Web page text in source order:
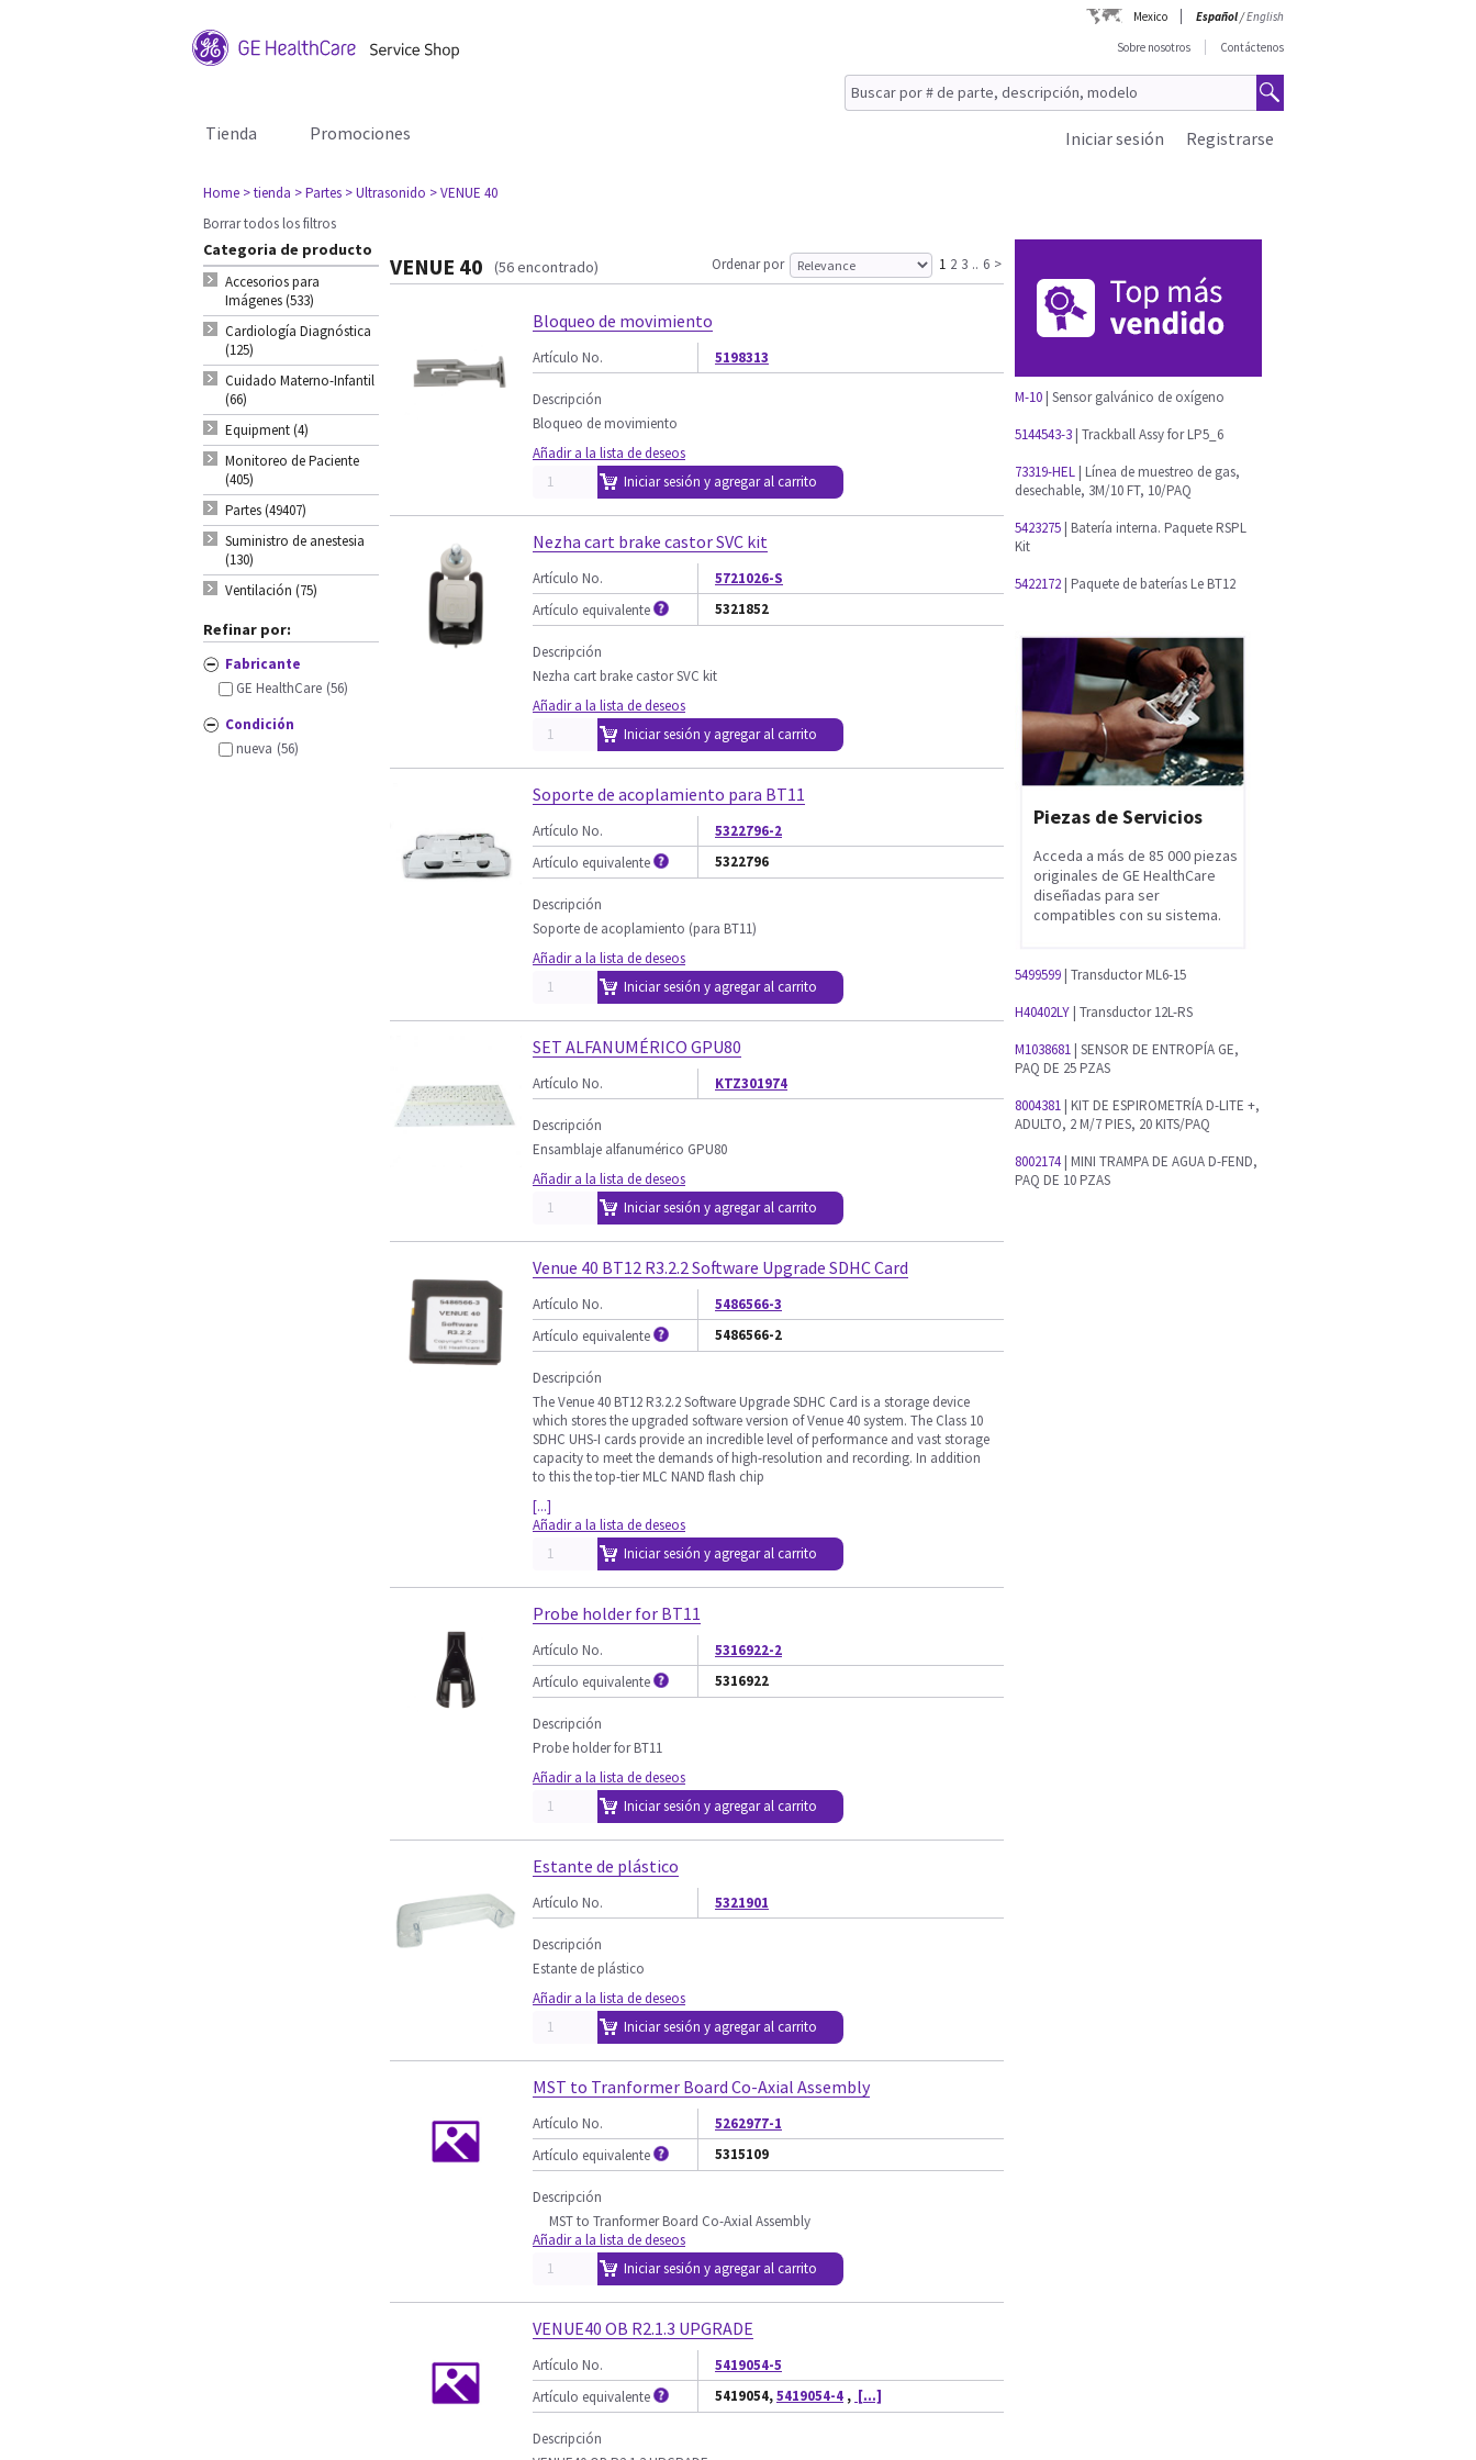
Mexico Español/English
Sobre nosotros
Contáctenos
Tienda Promociones Registrarse
Iniciar sesión
Home > tienda > Partes > Ultrasonido > VENUE 40
Borrar todos los filtros
Categoria de producto
Accesorios para
Imágenes (533)
Cardiología Diagnóstica
(125)
Cuidado Materno-Infantil
(66)
Equipment (4)
Monitoreo de Paciente
(405)
Partes (49407)
Suministro de anestesia
(130)
Ventilación (75)
Refinar por:
Fabricante
GE HealthCare (56)
Condición
nueva (56)
VENUE 40 (56 encontrado) Ordenar por 1 2 3 .. 6 >
Bloqueo de movimiento
Artículo No. 5198313
Descripción
Bloqueo de movimiento
Añadir a la lista de deseos
Iniciar sesión y agregar al carrito
Nezha cart brake castor SVC kit
Artículo No.
5721026-S
Artículo equivalente
5321852
Descripción
Nezha cart brake castor SVC kit
Añadir a la lista de deseos
Iniciar sesión y agregar al carrito
Soporte de acoplamiento para BT11
Artículo No.
5322796-2
Artículo equivalente
5322796
Descripción
Soporte de acoplamiento (para BT11)
Añadir a la lista de deseos
Iniciar sesión y agregar al carrito
SET ALFANUMÉRICO GPU80
Artículo No. KTZ301974
Descripción
Ensamblaje alfanumérico GPU80
Añadir a la lista de deseos
Iniciar sesión y agregar al carrito
Venue 40 BT12 R3.2.2 Software Upgrade SDHC Card
Artículo No.
5486566-3
Artículo equivalente
5486566-2
Descripción
The Venue 40 BT12 R3.2.2 Software Upgrade SDHC Card is a storage device
which stores the upgraded software version of Venue 40 system. The Class 10
SDHC UHS-I cards provide an incredible level of performance and vast storage
capacity to meet the demands of high-resolution and recording. In addition
to this the top-tier MLC NAND flash chip
[...]
Añadir a la lista de deseos
Iniciar sesión y agregar al carrito
Probe holder for BT11
Artículo No.
5316922-2
Artículo equivalente
5316922
Descripción
Probe holder for BT11
Añadir a la lista de deseos
Iniciar sesión y agregar al carrito
Estante de plástico
Artículo No. 5321901
Descripción
Estante de plástico
Añadir a la lista de deseos
Iniciar sesión y agregar al carrito
MST to Tranformer Board Co-Axial Assembly
Artículo No.
5262977-1
Artículo equivalente
5315109
Descripción
MST to Tranformer Board Co-Axial Assembly
Añadir a la lista de deseos
Iniciar sesión y agregar al carrito
VENUE40 OB R2.1.3 UPGRADE
Artículo No.
5419054-5
Artículo equivalente
5419054,5419054-4 , [...]
Descripción
M-10 | Sensor galvánico de oxígeno
5144543-3 | Trackball Assy for LP5_6
73319-HEL | Línea de muestreo de gas,
desechable, 3M/10 FT, 10/PAQ
5423275 | Batería interna. Paquete RSPL
Kit
5422172 | Paquete de baterías Le BT12
Piezas de Servicios
Acceda a más de 85 000 piezas
originales de GE HealthCare
diseñadas para ser
compatibles con su sistema.
5499599 | Transductor ML6-15
H40402LY | Transductor 12L-RS
M1038681 | SENSOR DE ENTROPÍA GE,
PAQ DE 25 PZAS
8004381 | KIT DE ESPIROMETRÍA D-LITE +,
ADULTO, 2 M/7 PIES, 20 KITS/PAQ
8002174 | MINI TRAMPA DE AGUA D-FEND,
PAQ DE 10 PZAS